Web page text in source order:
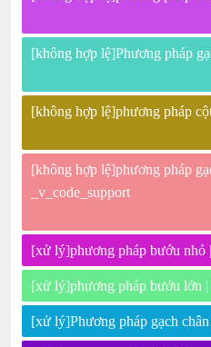
[không hợp lệ]Phương pháp
[không hợp lệ]phương pháp
[không hợp lệ]phương pháp
_v_code_support
[xử lý]phương pháp bướu nhỏ
[xử lý]phương pháp bướu lớn |
[xử lý]Phương pháp gạch